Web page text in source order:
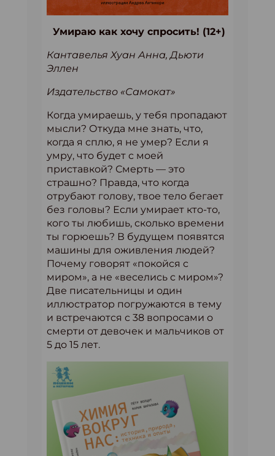
Умираю как хочу спросить! (12+)
Кантавелья Хуан Анна, Дьюти
Эллен
Издательство «Самокат»
Когда умираешь, у тебя пропадают
мысли? Откуда мне знать, что,
когда я сплю, я не умер? Если я
умру, что будет с моей
приставкой? Смерть — это
страшно? Правда, что когда
отрубают голову, твое тело бегает
без головы? Если умирает кто-то,
кого ты любишь, сколько времени
ты горюешь? В будущем появятся
машины для оживления людей?
Почему говорят «покойся с
миром», а не «веселись с миром»?
Две писательницы и один
иллюстратор погружаются в тему
и встречаются с 38 вопросами о
смерти от девочек и мальчиков от
5 до 15 лет.